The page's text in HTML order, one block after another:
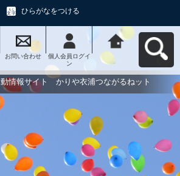
ひらがなをつける
お問い合わせ
個人会員ログイ
ン
衣浦定住自立
圏 市民活動情
報サイト かり
や衣浦つながる
ねットへ戻る
情報サイト かりや衣浦つながるねット